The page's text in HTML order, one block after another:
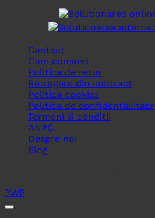
Contact
Cum comand
Politica de retur
Retragere din contract
Politica cookies
Politica de confidentialitate
Termeni si conditii
ANPC
Despre noi
Blog
PWP.